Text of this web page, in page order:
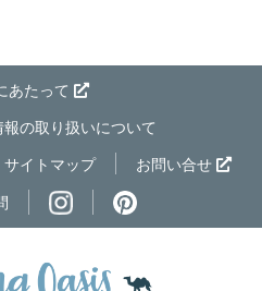
あたって
の取り扱いについて
サイトマップ お問い合せ
ページの先